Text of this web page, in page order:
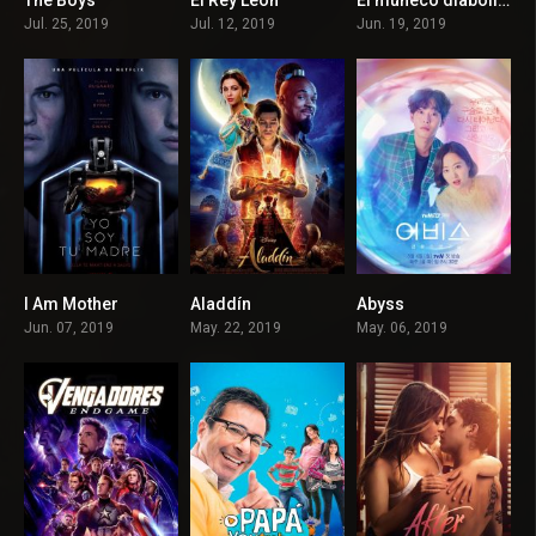
Jul. 25, 2019 Jul. 12, 2019 Jun. 19, 2019
I Am Mother
Jun. 07, 2019
Aladdín
May. 22, 2019
Abyss
May. 06, 2019